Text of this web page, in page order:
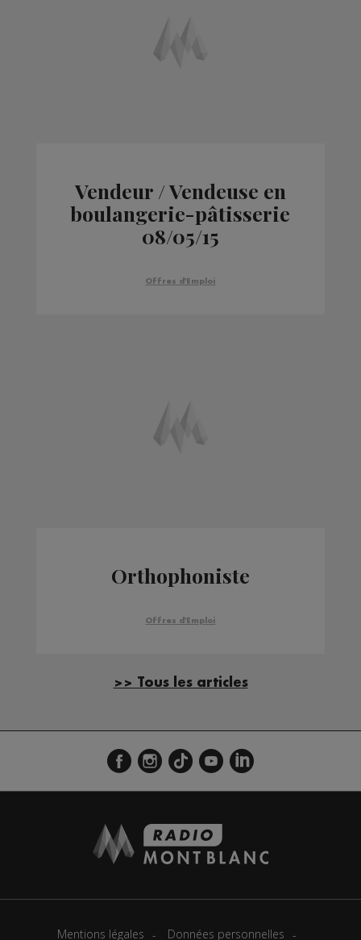
Vendeur / Vendeuse en
boulangerie-pâtisserie
08/05/15
Offres d'Emploi
Orthophoniste
Offres d'Emploi
>> Tous les articles
Mentions légales Données personnelles